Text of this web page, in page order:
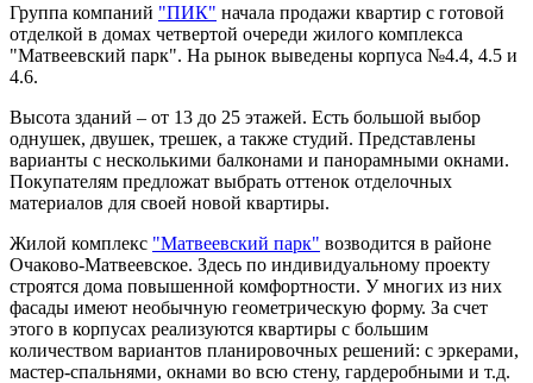
Группа компаний "ПИК" начала продажи квартир с готовой
отделкой в домах четвертой очереди жилого комплекса
"Матвеевский парк". На рынок выведены корпуса №4.4, 4.5 и
4.6.
Высота зданий – от 13 до 25 этажей. Есть большой выбор
однушек, двушек, трешек, а также студий. Представлены
варианты с несколькими балконами и панорамными окнами.
Покупателям предложат выбрать оттенок отделочных
материалов для своей новой квартиры.
Жилой комплекс "Матвеевский парк" возводится в районе
Очаково-Матвеевское. Здесь по индивидуальному проекту
строятся дома повышенной комфортности. У многих из них
фасады имеют необычную геометрическую форму. За счет
этого в корпусах реализуются квартиры с большим
количеством вариантов планировочных решений: с эркерами,
мастер-спальнями, окнами во всю стену, гардеробными и т.д.